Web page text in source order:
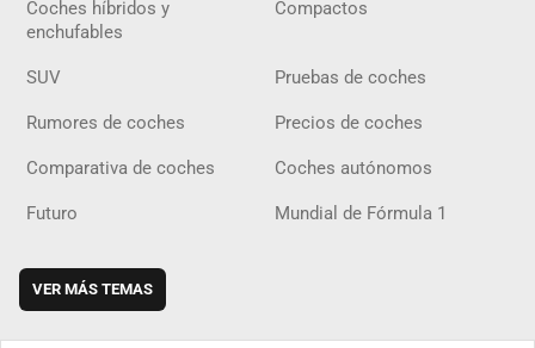
Coches híbridos y
enchufables
Compactos
SUV Pruebas de coches
Rumores de coches Precios de coches
Comparativa de coches Coches autónomos
Futuro Mundial de Fórmula 1
VER MÁS TEMAS